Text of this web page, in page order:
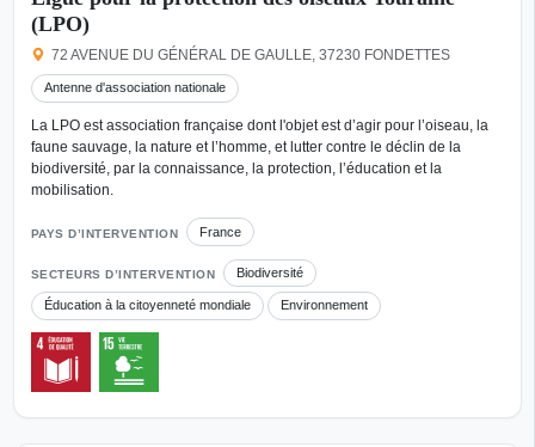
(LPO)
72 AVENUE DU GÉNÉRAL DE GAULLE, 37230 FONDETTES
Antenne d'association nationale
La LPO est association française dont l'objet est d’agir pour l’oiseau, la
faune sauvage, la nature et l’homme, et lutter contre le déclin de la
biodiversité, par la connaissance, la protection, l’éducation et la
mobilisation.
PAYS D’INTERVENTION France
SECTEURS D’INTERVENTION Biodiversité
Éducation à la citoyenneté mondiale Environnement